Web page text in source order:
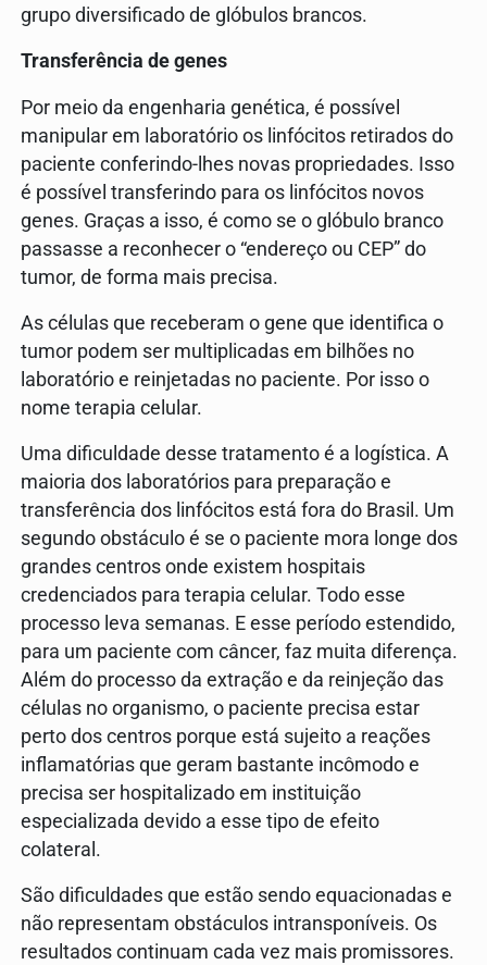
grupo diversificado de glóbulos brancos.
Transferência de genes
Por meio da engenharia genética, é possível
manipular em laboratório os linfócitos retirados do
paciente conferindo-lhes novas propriedades. Isso
é possível transferindo para os linfócitos novos
genes. Graças a isso, é como se o glóbulo branco
passasse a reconhecer o “endereço ou CEP” do
tumor, de forma mais precisa.
As células que receberam o gene que identifica o
tumor podem ser multiplicadas em bilhões no
laboratório e reinjetadas no paciente. Por isso o
nome terapia celular.
Uma dificuldade desse tratamento é a logística. A
maioria dos laboratórios para preparação e
transferência dos linfócitos está fora do Brasil. Um
segundo obstáculo é se o paciente mora longe dos
grandes centros onde existem hospitais
credenciados para terapia celular. Todo esse
processo leva semanas. E esse período estendido,
para um paciente com câncer, faz muita diferença.
Além do processo da extração e da reinjeção das
células no organismo, o paciente precisa estar
perto dos centros porque está sujeito a reações
inflamatórias que geram bastante incômodo e
precisa ser hospitalizado em instituição
especializada devido a esse tipo de efeito
colateral.
São dificuldades que estão sendo equacionadas e
não representam obstáculos intransponíveis. Os
resultados continuam cada vez mais promissores.